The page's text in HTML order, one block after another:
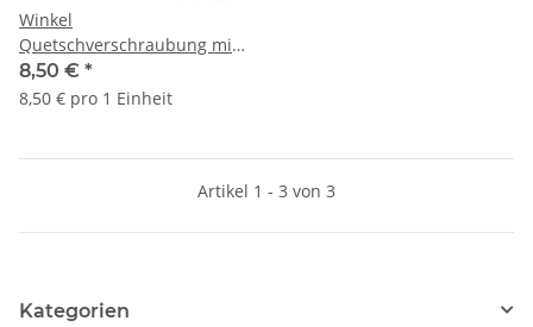
Winkel
Quetschverschraubung mit
ÜWM 3/8" x 10 mm
verchromt DVGW zertifiziert
8,50 € *
8,50 € pro 1 Einheit
Artikel 1 - 3 von 3
Kategorien